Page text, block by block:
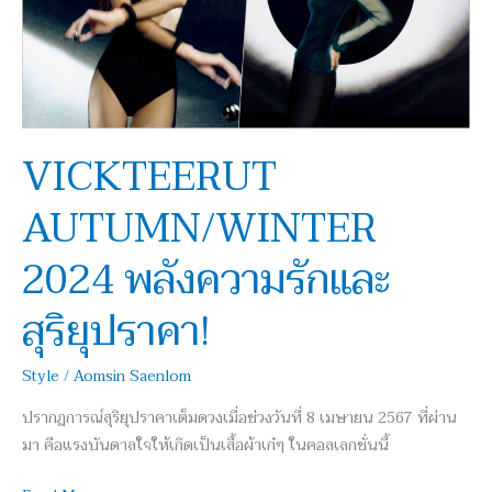
VICKTEERUT
AUTUMN/WINTER
2024 พลังความรักและ
สุริยุปราคา!
Style /Aomsin Saenlom
ปรากฏการณ์สุริยุปราคาเต็มดวงเมื่อช่วงวันที่ 8 เมษายน 2567 ที่ผ่าน
มา คือแรงบันดาลใจให้เกิดเป็นเสื้อผ้าเก๋ๆ ในคอลเลกชั่นนี้
ความ
รัก
สุริยุปราคา!